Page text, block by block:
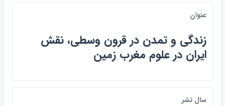
عنوان
زندگي و تمدن در قرون وسطي، نقش
ايران در علوم مغرب زمين
سال نشر